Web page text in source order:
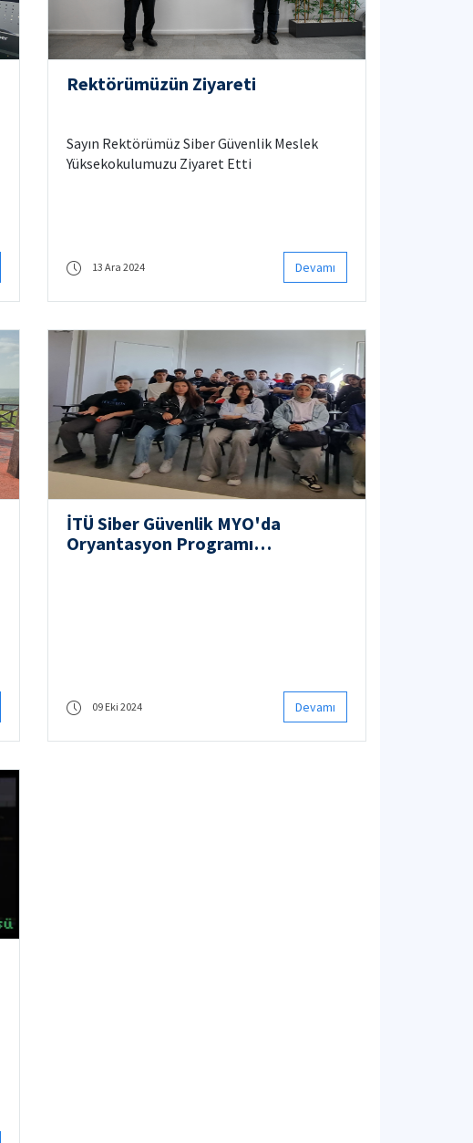
Rektörümüzün Ziyareti
Sayın Rektörümüz Siber Güvenlik Meslek
Yüksekokulumuzu Ziyaret Etti
13 Ara 2024 Devamı
İTÜ Siber Güvenlik MYO'da
Oryantasyon Programı
09 Eki 2024 Devamı